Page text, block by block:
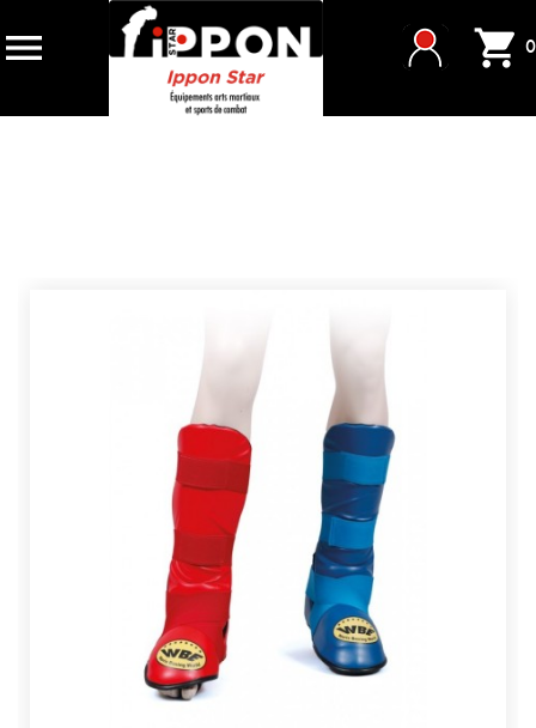
  0